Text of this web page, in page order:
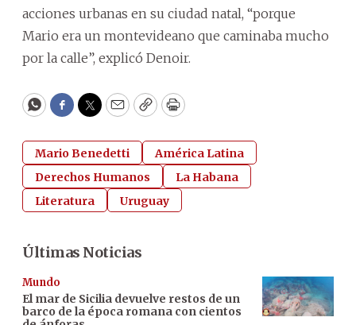
acciones urbanas en su ciudad natal, “porque
Mario era un montevideano que caminaba mucho
por la calle”, explicó Denoir.
WhatsApp
Facebook
Twitter
EmailCopyPrint
Mario Benedetti
América Latina
Derechos Humanos
La Habana
Literatura
Uruguay
Últimas Noticias
Mundo
El mar de Sicilia devuelve restos de un
barco de la época romana con cientos